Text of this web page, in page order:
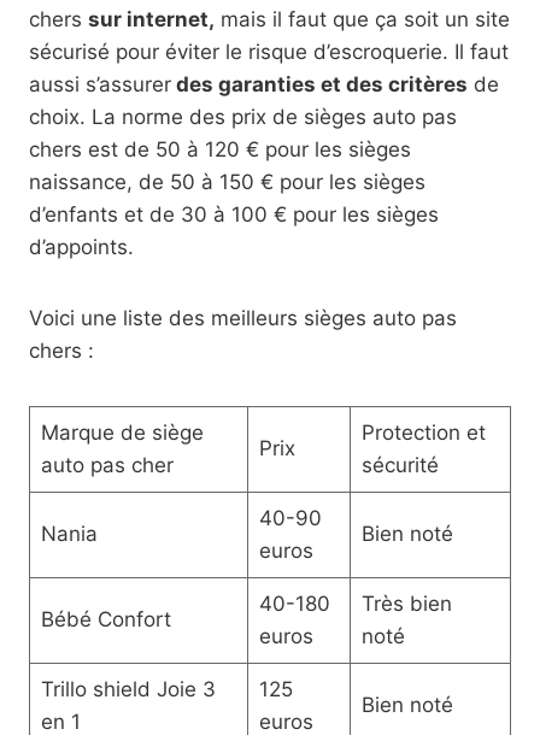
chers sur internet, mais il faut que ça soit un site
sécurisé pour éviter le risque d’escroquerie. Il faut
aussi s’assurer des garanties et des critères de
choix. La norme des prix de sièges auto pas
chers est de 50 à 120 € pour les sièges
naissance, de 50 à 150 € pour les sièges
d’enfants et de 30 à 100 € pour les sièges
d’appoints.
Voici une liste des meilleurs sièges auto pas
chers :
Marque de siège
auto pas cher
Prix
Protection et
sécurité
Nania
40-90
euros
Bien noté
Bébé Confort
40-180
euros
Très bien
noté
Trillo shield Joie 3
en 1
125
euros
Bien noté